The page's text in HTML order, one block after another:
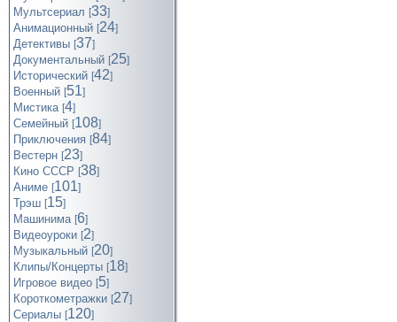
Мультсериал [33]
Анимационный [24]
Детективы [37]
Документальный [25]
Исторический [42]
Военный [51]
Мистика [4]
Семейный [108]
Приключения [84]
Вестерн [23]
Кино СССР [38]
Аниме [101]
Трэш [15]
Машинима [6]
Видеоуроки [2]
Музыкальный [20]
Клипы/Концерты [18]
Игровое видео [5]
Короткометражки [27]
Cериалы [120]